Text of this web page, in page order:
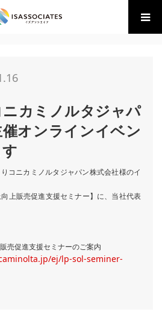
がコニカミノルタジャパン株式会社主催オン
カミノルタジャパ
オンラインイベン
コニカミノルタジャパン株式会社様のイ
向上販売促進支援セミナー】に、当社代表
売促進支援セミナーのご案内
ej/lp-sol-seminer-